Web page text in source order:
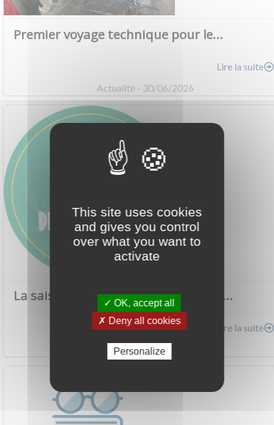
Premier voyage technique pour le…
Lire la suite
Actualité - 30/06/2026
La saison des Trophées est ouverte…
Lire la suite
Actualité - 30/06/2026
This site uses cookies
and gives you control
over what you want to
activate
✓ OK, accept all
✗ Deny all cookies
Personalize